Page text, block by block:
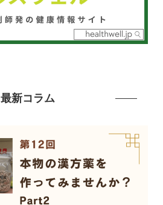
最新コラム